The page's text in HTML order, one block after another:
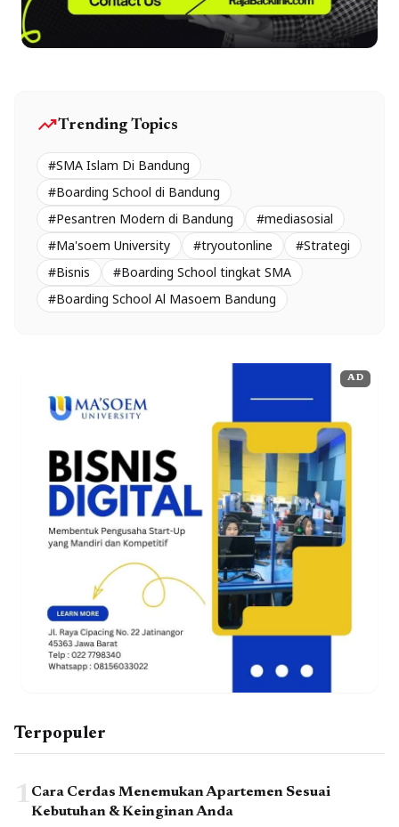
trending_upTrending Topics
#SMA Islam Di Bandung
#Boarding School di Bandung
#Pesantren Modern di Bandung
#mediasosial
#Ma'soem University
#tryoutonline
#Strategi
#Bisnis
#Boarding School tingkat SMA
#Boarding School Al Masoem Bandung
AD
Terpopuler
1 Cara Cerdas Menemukan Apartemen Sesuai
Kebutuhan & Keinginan Anda